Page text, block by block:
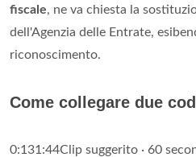
fiscale, ne va chiesta la
dell'Agenzia delle Entrate,
riconoscimento.
Come collegare due
0:131:44Clip suggerito · 60